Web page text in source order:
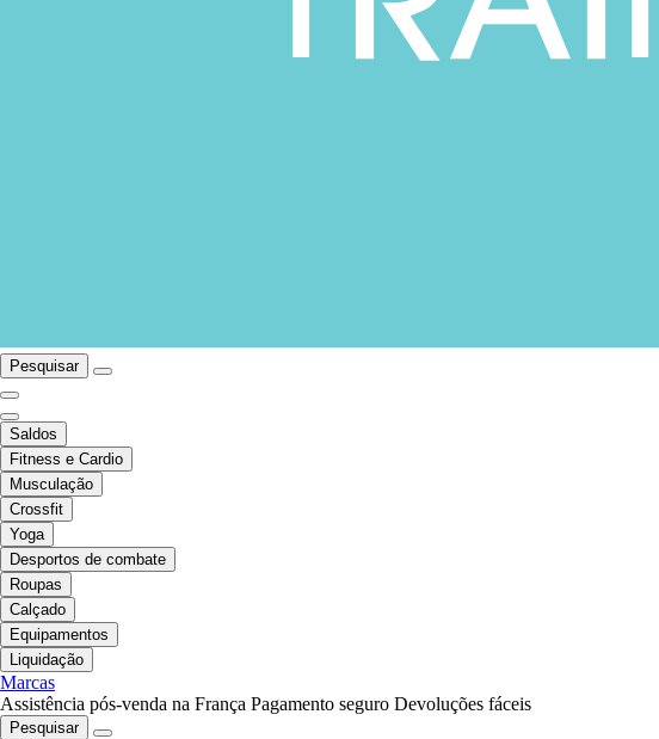
Pesquisar
Saldos
Fitness e Cardio
Musculação
Crossfit
Yoga
Desportos de combate
Roupas
Calçado
Equipamentos
Liquidação
Marcas
Assistência pós-venda na França Pagamento seguro Devoluções fáceis
Pesquisar